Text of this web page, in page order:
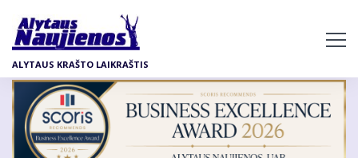
pagrindinį
turinį
ALYTAUS KRAŠTO LAIKRAŠTIS